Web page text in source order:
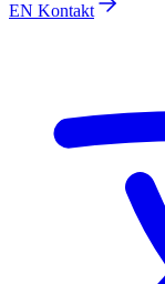
EN Kontakt